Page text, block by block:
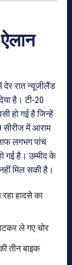
देर रात न्यूजीलैंड
है। टी-20
हो गई है जिन्हें
सीरीज में आराम
लगभग पांच
गई है। उम्मीद के
मिल सकी है।
हादसे का
ले गए चोर
तीन बाइक